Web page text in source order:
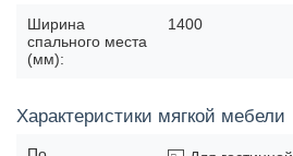
Ширина
спального места
(мм):
1400
Характеристики мягкой мебели